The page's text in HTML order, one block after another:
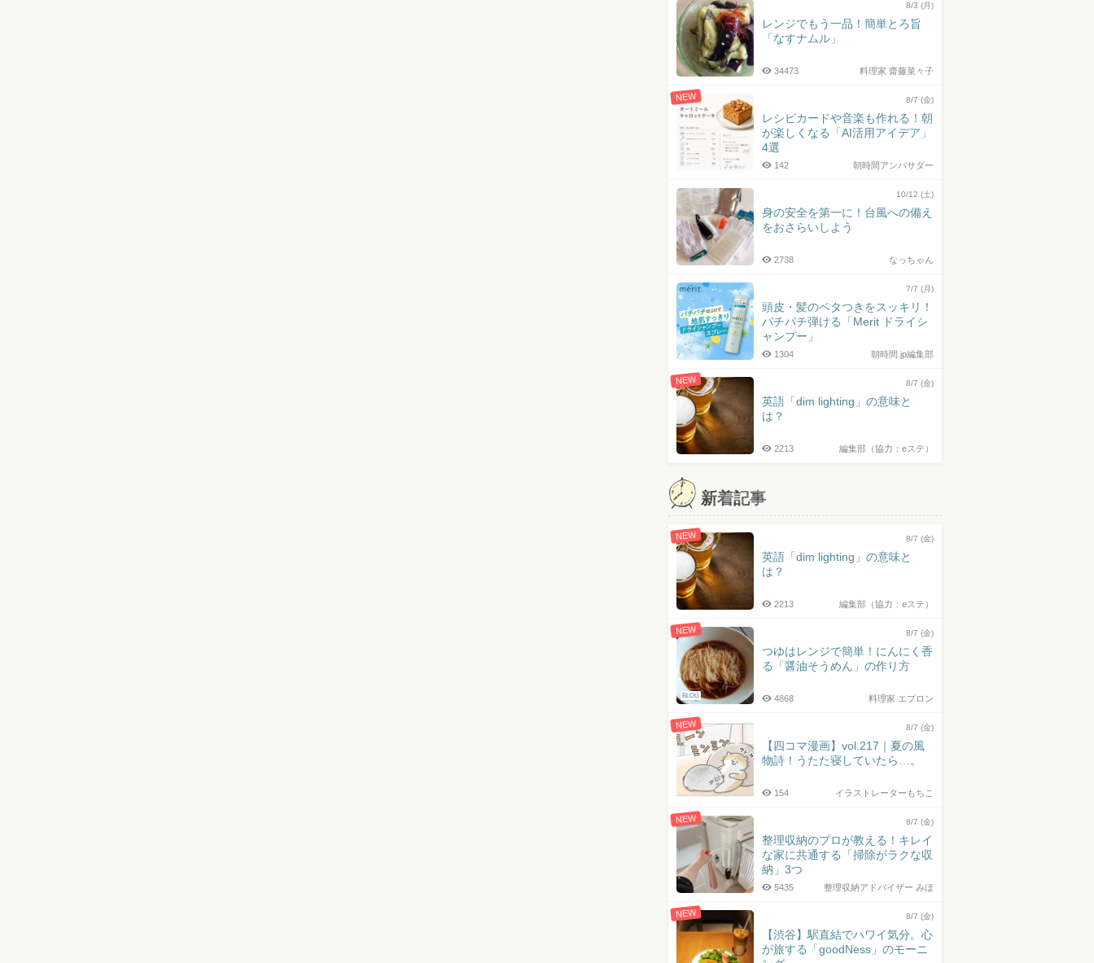
8/3 (月)
レンジでもう一品！簡単とろ旨
「なすナムル」
料理家 齋藤菜々子
34473
NEW 8/7 (金)
レシピカードや音楽も作れる！朝
が楽しくなる「AI活用アイデア」
4選
朝時間アンバサダー
142
10/12 (土)
身の安全を第一に！台風への備え
をおさらいしよう
なっちゃん
2738
7/7 (月)
頭皮・髪のベタつきをスッキリ！
パチパチ弾ける「Merit ドライシ
ャンプー」
朝時間.jp編集部
1304
NEW 8/7 (金)
英語「dim lighting」の意味と
は？
編集部（協力：eステ）
2213
新着記事
NEW 8/7 (金)
英語「dim lighting」の意味と
は？
編集部（協力：eステ）
2213
NEW
BLOG
8/7 (金)
つゆはレンジで簡単！にんにく香
る「醤油そうめん」の作り方
料理家 エプロン
4868
NEW 8/7 (金)
【四コマ漫画】vol.217｜夏の風
物詩！うたた寝していたら…。
イラストレーターもちこ
154
NEW 8/7 (金)
整理収納のプロが教える！キレイ
な家に共通する「掃除がラクな収
納」3つ
整理収納アドバイザー みほ
5435
NEW 8/7 (金)
【渋谷】駅直結でハワイ気分。心
が旅する「goodNess」のモーニ